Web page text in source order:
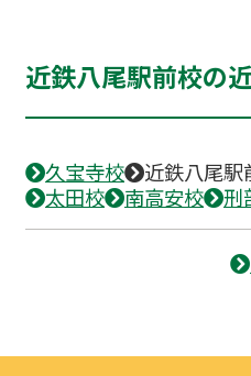
近鉄八尾駅前校の
久宝寺校 近鉄八尾駅
太田校
南高安校 刑